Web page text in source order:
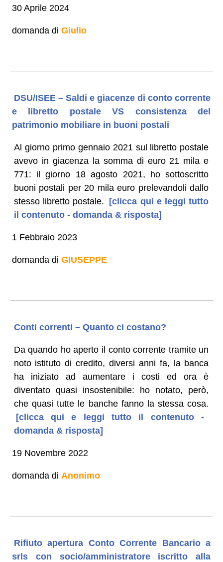
30 Aprile 2024
domanda di Giulio
DSU/ISEE – Saldi e giacenze di conto corrente
e libretto postale VS consistenza del
patrimonio mobiliare in buoni postali
Al giorno primo gennaio 2021 sul libretto postale
avevo in giacenza la somma di euro 21 mila e
771: il giorno 18 agosto 2021, ho sottoscritto
buoni postali per 20 mila euro prelevandoli dallo
stesso libretto postale. [clicca qui e leggi tutto
il contenuto - domanda & risposta]
1 Febbraio 2023
domanda di GIUSEPPE
Conti correnti – Quanto ci costano?
Da quando ho aperto il conto corrente tramite un
noto istituto di credito, diversi anni fa, la banca
ha iniziato ad aumentare i costi ed ora è
diventato quasi insostenibile: ho notato, però,
che quasi tutte le banche fanno la stessa cosa.
[clicca qui e leggi tutto il contenuto -
domanda & risposta]
19 Novembre 2022
domanda di Anonimo
Rifiuto apertura Conto Corrente Bancario a
srls con socio/amministratore iscritto alla